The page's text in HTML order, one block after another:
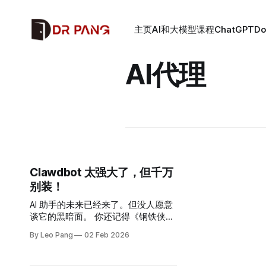
主页AI和大模型课程ChatGPT
AI代理
Clawdbot 太强大了，但千万
别装！
AI 助手的未来已经来了。但没人愿意
谈它的黑暗面。 你还记得《钢铁侠》
就搞定一切的场景吗？灯光调暗，系
By Leo Pang 02 Feb 2026